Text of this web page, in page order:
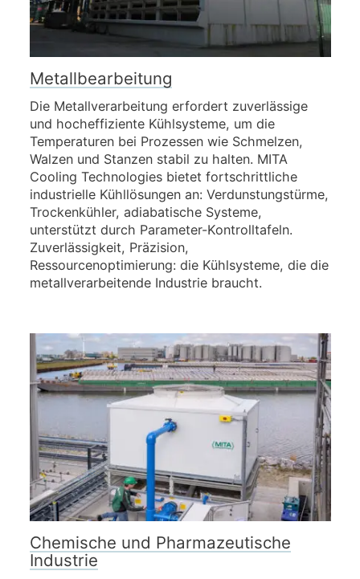
Metallbearbeitung
Die Metallverarbeitung erfordert zuverlässige
und hocheffiziente Kühlsysteme, um die
Temperaturen bei Prozessen wie Schmelzen,
Walzen und Stanzen stabil zu halten. MITA
Cooling Technologies bietet fortschrittliche
industrielle Kühllösungen an: Verdunstungstürme,
Trockenkühler, adiabatische Systeme,
unterstützt durch Parameter-Kontrolltafeln.
Zuverlässigkeit, Präzision,
Ressourcenoptimierung: die Kühlsysteme, die die
metallverarbeitende Industrie braucht.
Chemische und Pharmazeutische
Industrie